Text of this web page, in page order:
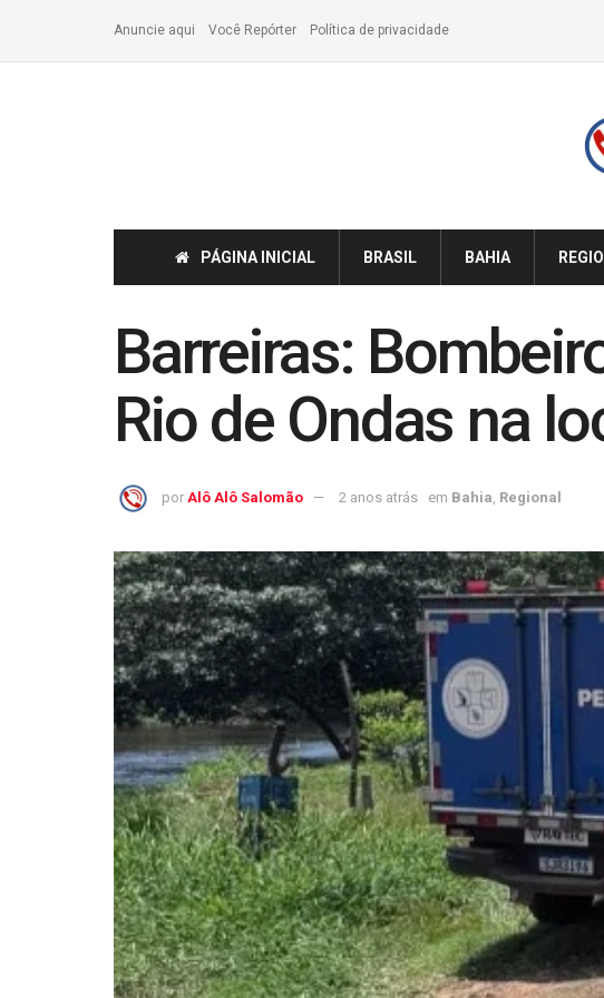
Anuncie aqui Você Repórter Política de privacidade
PÁGINA INICIAL BRASIL BAHIA
Barreiras:
Rio de Ondas na
por Alô Alô Salomão 2 anos atrás em Bahia, Regional